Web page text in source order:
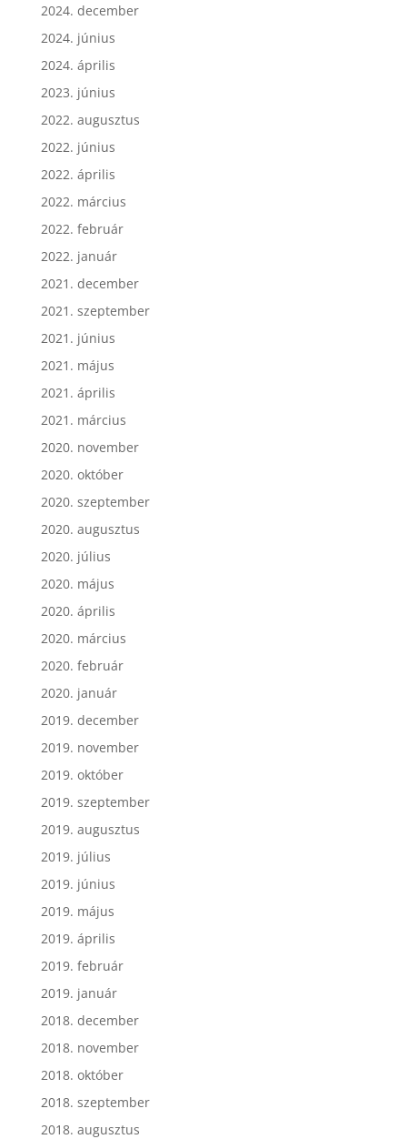
2024. december
2024. június
2024. április
2023. június
2022. augusztus
2022. június
2022. április
2022. március
2022. február
2022. január
2021. december
2021. szeptember
2021. június
2021. május
2021. április
2021. március
2020. november
2020. október
2020. szeptember
2020. augusztus
2020. július
2020. május
2020. április
2020. március
2020. február
2020. január
2019. december
2019. november
2019. október
2019. szeptember
2019. augusztus
2019. július
2019. június
2019. május
2019. április
2019. február
2019. január
2018. december
2018. november
2018. október
2018. szeptember
2018. augusztus